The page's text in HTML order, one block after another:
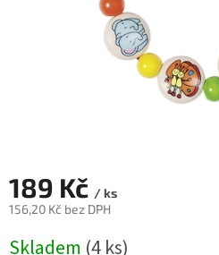
189 Kč / ks
156,20 Kč bez DPH
cena:
Skladem (4 ks)